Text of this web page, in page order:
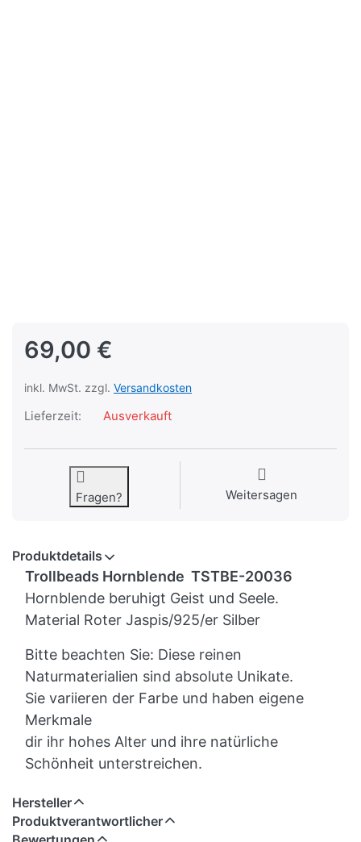
69,00 €
inkl. MwSt. zzgl. Versandkosten
Lieferzeit: Ausverkauft
Fragen? Weitersagen
Produktdetails
Trollbeads Hornblende TSTBE-20036
Hornblende beruhigt Geist und Seele.
Material Roter Jaspis/925/er Silber
Bitte beachten Sie: Diese reinen
Naturmaterialien sind absolute Unikate.
Sie variieren der Farbe und haben eigene
Merkmale
dir ihr hohes Alter und ihre natürliche
Schönheit unterstreichen.
Hersteller
Produktverantwortlicher